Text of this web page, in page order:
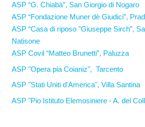
ASP “G. Chiabà”, San Giorgio di Nogaro
ASP “Fondazione Muner dè Giudici”,
ASP “Casa di riposo "Giuseppe Sirch”,
Natisone
ASP Covil “Matteo Brunetti”, Paluzza
ASP "Opera pia Coianiz", Tarcento
ASP "Stati Uniti d'America", Villa Santina
ASP "Pio Istituto Elemosiniere - A. del